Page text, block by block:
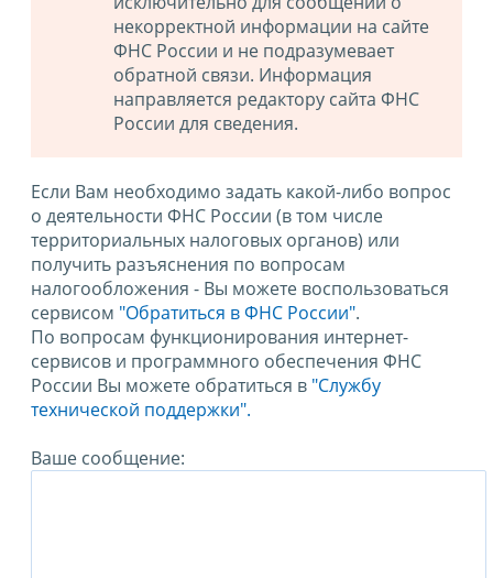
некорректной информации на сайте
ФНС России и не подразумевает
обратной связи. Информация
направляется редактору сайта ФНС
России для сведения.
Если Вам необходимо задать какой-либо вопрос
о деятельности ФНС России (в том числе
территориальных налоговых органов) или
получить разъяснения по вопросам
налогообложения - Вы можете воспользоваться
сервисом "Обратиться в ФНС России".
По вопросам функционирования интернет-
сервисов и программного обеспечения ФНС
России Вы можете обратиться в "Службу
технической поддержки".
Ваше сообщение: